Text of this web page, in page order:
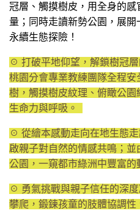
冠層、觸摸樹皮，用全身的
量；同時走讀新勢公園，展
永續生態探險！
☉ 打破平地仰望，解鎖樹冠
桃園分會專業教練團隊全程
樹，觸摸樹皮紋理、俯瞰公
生命力與呼吸。
☉ 從繪本感動走向在地生態
啟親子對自然的情感共鳴；
公園，一窺都市綠洲中豐富的
☉ 勇氣挑戰與親子信任的深
攀爬，鍛鍊孩童的肢體協調性